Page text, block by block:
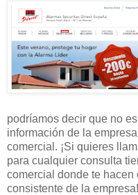
podríamos decir que no
información de la
comercial. ¡Si quieres
para cualquier consulta
comercial donde te hacen
consistente de la empresa!